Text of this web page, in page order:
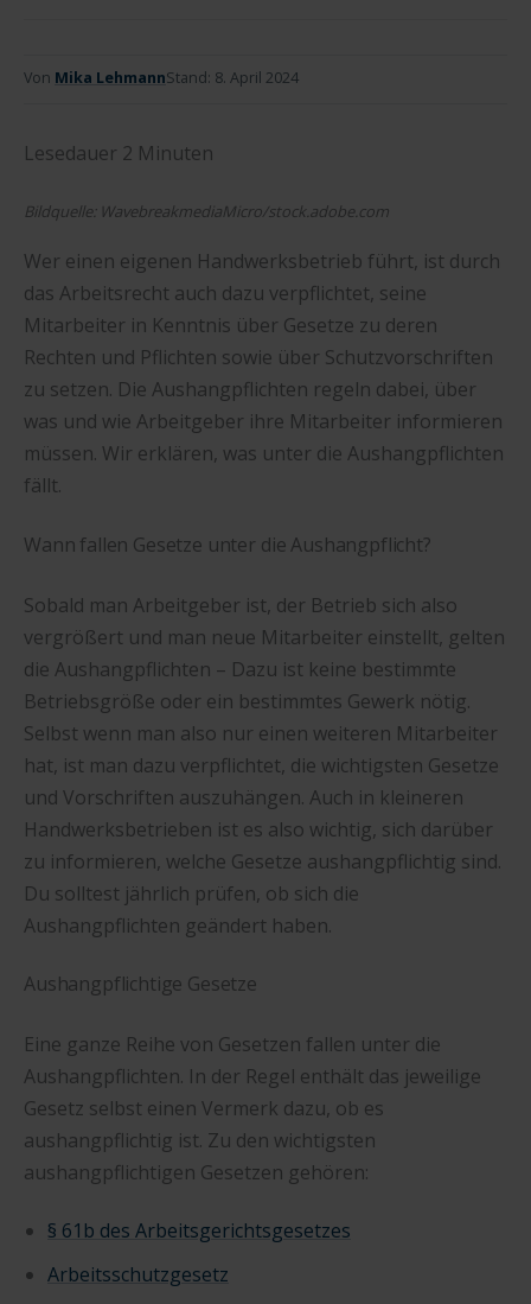
Von Mika LehmannStand: 8. April 2024
Lesedauer 2 Minuten
Bildquelle: WavebreakmediaMicro/stock.adobe.com
Wer einen eigenen Handwerksbetrieb führt, ist durch
das Arbeitsrecht auch dazu verpflichtet, seine
Mitarbeiter in Kenntnis über Gesetze zu deren
Rechten und Pflichten sowie über Schutzvorschriften
zu setzen. Die Aushangpflichten regeln dabei, über
was und wie Arbeitgeber ihre Mitarbeiter informieren
müssen. Wir erklären, was unter die Aushangpflichten
fällt.
Wann fallen Gesetze unter die Aushangpflicht?
Sobald man Arbeitgeber ist, der Betrieb sich also
vergrößert und man neue Mitarbeiter einstellt, gelten
die Aushangpflichten – Dazu ist keine bestimmte
Betriebsgröße oder ein bestimmtes Gewerk nötig.
Selbst wenn man also nur einen weiteren Mitarbeiter
hat, ist man dazu verpflichtet, die wichtigsten Gesetze
und Vorschriften auszuhängen. Auch in kleineren
Handwerksbetrieben ist es also wichtig, sich darüber
zu informieren, welche Gesetze aushangpflichtig sind.
Du solltest jährlich prüfen, ob sich die
Aushangpflichten geändert haben.
Aushangpflichtige Gesetze
Eine ganze Reihe von Gesetzen fallen unter die
Aushangpflichten. In der Regel enthält das jeweilige
Gesetz selbst einen Vermerk dazu, ob es
aushangpflichtig ist. Zu den wichtigsten
aushangpflichtigen Gesetzen gehören:
§ 61b des Arbeitsgerichtsgesetzes
Arbeitsschutzgesetz